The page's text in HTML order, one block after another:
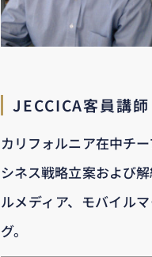
JECCICA客員講
カリフォルニア在中チ
シネス戦略立案および
ルメディア、モバイル
グ。